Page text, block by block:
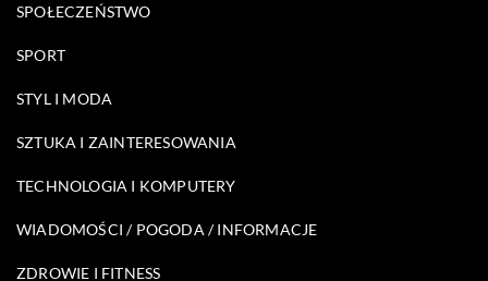
SPOŁECZEŃSTWO
SPORT
STYL I MODA
SZTUKA I ZAINTERESOWANIA
TECHNOLOGIA I KOMPUTERY
WIADOMOŚCI / POGODA / INFORMACJE
ZDROWIE I FITNESS